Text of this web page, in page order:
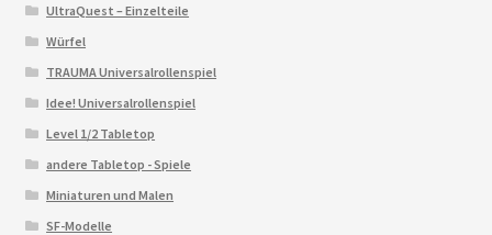
UltraQuest – Einzelteile
Würfel
TRAUMA Universalrollenspiel
Idee! Universalrollenspiel
Level 1/2 Tabletop
andere Tabletop - Spiele
Miniaturen und Malen
SF-Modelle